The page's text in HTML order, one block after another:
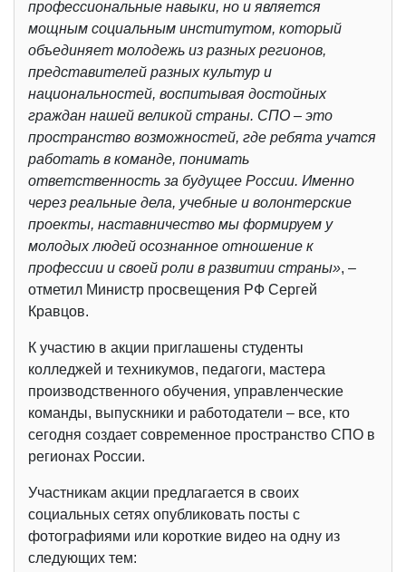
профессиональные навыки, но и является
мощным социальным институтом, который
объединяет молодежь из разных регионов,
представителей разных культур и
национальностей, воспитывая достойных
граждан нашей великой страны. СПО – это
пространство возможностей, где ребята учатся
работать в команде, понимать
ответственность за будущее России. Именно
через реальные дела, учебные и волонтерские
проекты, наставничество мы формируем у
молодых людей осознанное отношение к
профессии и своей роли в развитии страны», –
отметил Министр просвещения РФ Сергей
Кравцов.
К участию в акции приглашены студенты
колледжей и техникумов, педагоги, мастера
производственного обучения, управленческие
команды, выпускники и работодатели – все, кто
сегодня создает современное пространство СПО в
регионах России.
Участникам акции предлагается в своих
социальных сетях опубликовать посты с
фотографиями или короткие видео на одну из
следующих тем: